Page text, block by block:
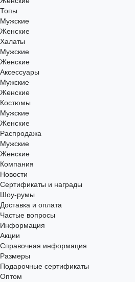
Топы
Мужские
Женские
Халаты
Мужские
Женские
Аксессуары
Мужские
Женские
Костюмы
Мужские
Женские
Распродажа
Мужские
Женские
Компания
Новости
Сертификаты и награды
Шоу-румы
Доставка и оплата
Частые вопросы
Информация
Акции
Справочная информация
Размеры
Подарочные сертификаты
Оптом